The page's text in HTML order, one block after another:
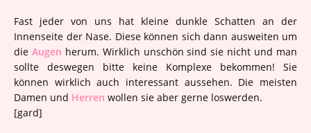
Fast jeder von uns hat kleine dunkle Schatten an der
Innenseite der Nase. Diese können sich dann ausweiten um
die Augen herum. Wirklich unschön sind sie nicht und man
sollte deswegen bitte keine Komplexe bekommen! Sie
können wirklich auch interessant aussehen. Die meisten
Damen und Herren wollen sie aber gerne loswerden.
[gard]